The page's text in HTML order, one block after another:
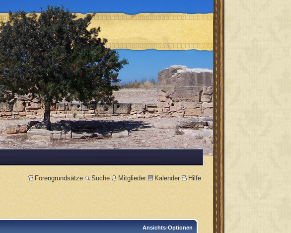
Forengrundsätze Suche Mitglieder Kalender Hilfe
Ansichts-Optionen